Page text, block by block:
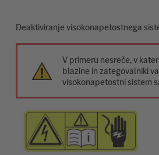
Deaktiviranje visokonapetostnega
V primeru nesreče, v
blazine in zategovalniki
visokonapetostni sistem